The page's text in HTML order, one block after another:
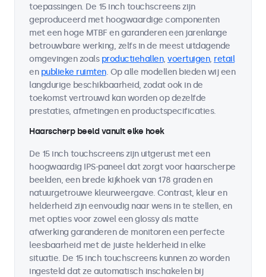
toepassingen. De 15 inch touchscreens zijn
geproduceerd met hoogwaardige componenten
met een hoge MTBF en garanderen een jarenlange
betrouwbare werking, zelfs in de meest uitdagende
omgevingen zoals productiehallen, voertuigen, retail
en publieke ruimten. Op alle modellen bieden wij een
langdurige beschikbaarheid, zodat ook in de
toekomst vertrouwd kan worden op dezelfde
prestaties, afmetingen en productspecificaties.
Haarscherp beeld vanuit elke hoek
De 15 inch touchscreens zijn uitgerust met een
hoogwaardig IPS-paneel dat zorgt voor haarscherpe
beelden, een brede kijkhoek van 178 graden en
natuurgetrouwe kleurweergave. Contrast, kleur en
helderheid zijn eenvoudig naar wens in te stellen, en
met opties voor zowel een glossy als matte
afwerking garanderen de monitoren een perfecte
leesbaarheid met de juiste helderheid in elke
situatie. De 15 inch touchscreens kunnen zo worden
ingesteld dat ze automatisch inschakelen bij